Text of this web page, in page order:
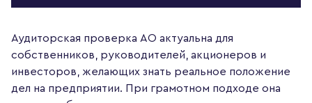
Аудиторская проверка АО актуальна для
собственников, руководителей, акционеров и
инвесторов, желающих знать реальное положение
дел на предприятии. При грамотном подходе она